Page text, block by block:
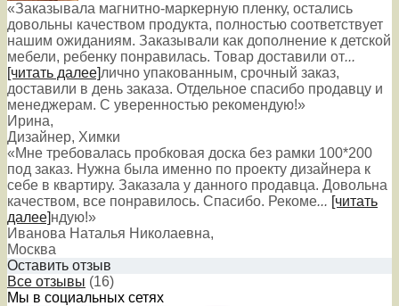
«Заказывала магнитно-маркерную пленку, остались
довольны качеством продукта, полностью соответствует
нашим ожиданиям. Заказывали как дополнение к детской
мебели, ребенку понравилась. Товар доставили от...
[читать далее]лично упакованным, срочный заказ,
доставили в день заказа. Отдельное спасибо продавцу и
менеджерам. С уверенностью рекомендую!»
Ирина,
Дизайнер, Химки
«Мне требовалась пробковая доска без рамки 100*200
под заказ. Нужна была именно по проекту дизайнера к
себе в квартиру. Заказала у данного продавца. Довольна
качеством, все понравилось. Спасибо. Рекоме... [читать
далее]ндую!»
Иванова Наталья Николаевна,
Москва
Оставить отзыв
Все отзывы (16)
Мы в социальных сетях